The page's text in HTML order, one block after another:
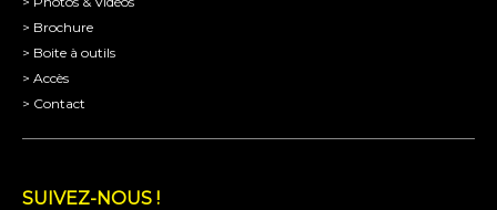
> Brochure
> Boite à outils
> Accès
> Contact
SUIVEZ-NOUS !